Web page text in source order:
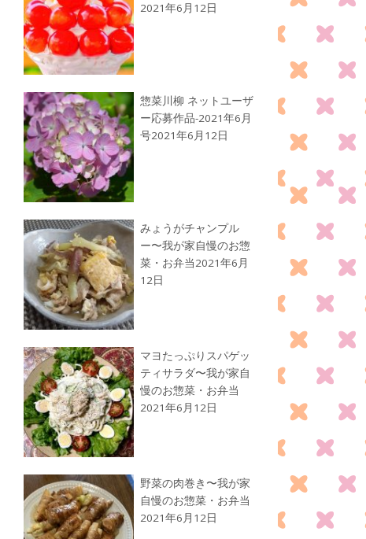
2021年6月12日
惣菜川柳 ネットユーザ
ー応募作品-2021年6月
号2021年6月12日
みょうがチャンプル
ー〜我が家自慢のお惣
菜・お弁当2021年6月
12日
マヨたっぷりスパゲッ
ティサラダ〜我が家自
慢のお惣菜・お弁当
2021年6月12日
野菜の肉巻き〜我が家
自慢のお惣菜・お弁当
2021年6月12日